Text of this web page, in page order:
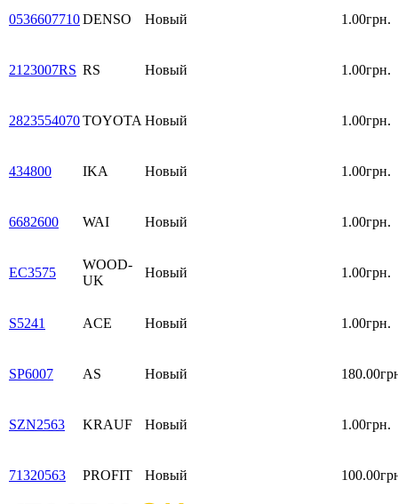
0536607710DENSO Новый 1.00грн.
2123007RS RS Новый 1.00грн.
2823554070TOYOTA Новый 1.00грн.
434800 IKA Новый 1.00грн.
6682600 WAI Новый 1.00грн.
EC3575
WOOD-
UK
Новый 1.00грн.
S5241 ACE Новый 1.00грн.
SP6007 AS Новый
SZN2563 KRAUF Новый 1.00грн.
71320563 PROFIT Новый